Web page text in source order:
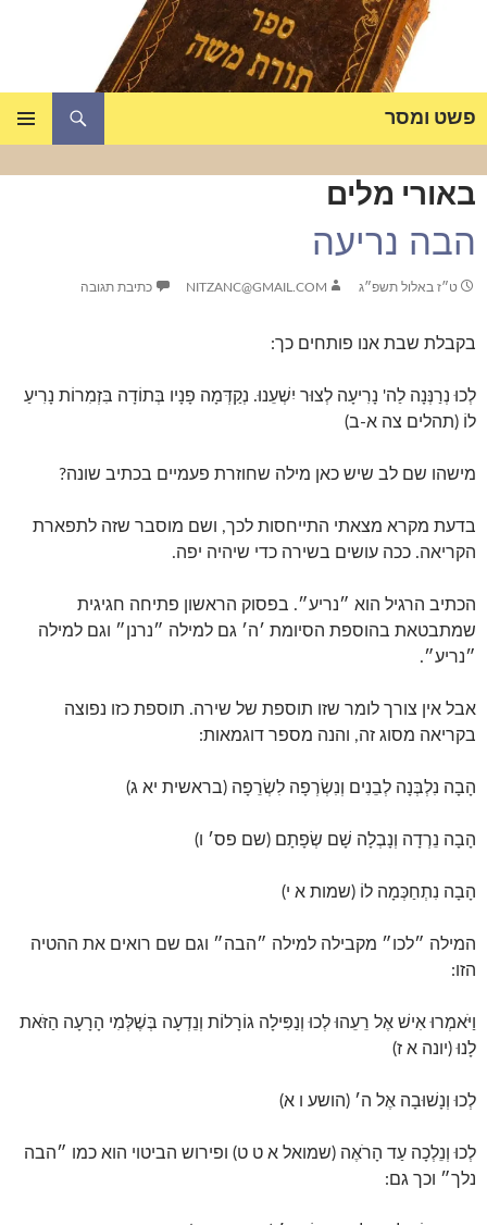
פשט ומסר
באורי מלים
הבה נריעה
ט״ז באלול תשפ״ג NITZANC@GMAIL.COM כתיבת תגובה
בקבלת שבת אנו פותחים כך:
לְכוּ נְרַנְּנָה לַה' נָרִיעָה לְצוּר יִשְׁעֵנוּ. נְקַדְּמָה פָנָיו בְּתוֹדָה בִּזְמִרוֹת נָרִיעַ
לוֹ (תהלים צה א-ב)
מישהו שם לב שיש כאן מילה שחוזרת פעמיים בכתיב שונה?
בדעת מקרא מצאתי התייחסות לכך, ושם מוסבר שזה לתפארת
הקריאה. ככה עושים בשירה כדי שיהיה יפה.
הכתיב הרגיל הוא ״נריע״. בפסוק הראשון פתיחה חגיגית
שמתבטאת בהוספת הסיומת ׳ה׳ גם למילה ״נרנן״ וגם למילה
״נריע״.
אבל אין צורך לומר שזו תוספת של שירה. תוספת כזו נפוצה
בקריאה מסוג זה, והנה מספר דוגמאות:
הָבָה נִלְבְּנָה לְבֵנִים וְנִשְׂרְפָה לִשְׂרֵפָה (בראשית יא ג)
הָבָה נֵרְדָה וְנָבְלָה שָׁם שְׂפָתָם (שם פס׳ ו)
הָבָה נִתְחַכְּמָה לוֹ (שמות א י)
המילה ״לכו״ מקבילה למילה ״הבה״ וגם שם רואים את ההטיה
הזו:
וַיֹּאמְרוּ אִישׁ אֶל רֵעֵהוּ לְכוּ וְנַפִּילָה גוֹרָלוֹת וְנֵדְעָה בְּשֶׁלְּמִי הָרָעָה הַזֹּאת
לָנוּ (יונה א ז)
לְכוּ וְנָשׁוּבָה אֶל ה׳ (הושע ו א)
לְכוּ וְנֵלְכָה עַד הָרֹאֶה (שמואל א ט ט) ופירוש הביטוי הוא כמו ״הבה
נלך״ וכך גם: